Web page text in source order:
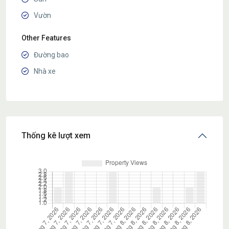
Vườn
Other Features
Đường bao
Nhà xe
Thống kê lượt xem